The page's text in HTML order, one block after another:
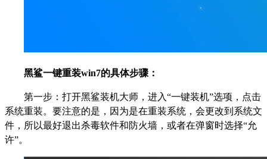
黑鲨一键重装win7的具体步骤：
第一步：打开黑鲨装机大师，进入“一键装机”选项，点击
系统重装。要注意的是，因为是在重装系统，会更改到系统文
件，所以最好退出杀毒软件和防火墙，或者在弹窗时选择“允
许”。